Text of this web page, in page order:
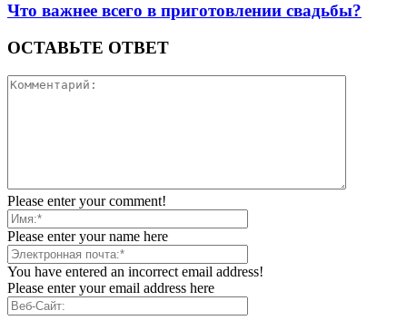
Что важнее всего в приготовлении свадьбы?
ОСТАВЬТЕ ОТВЕТ
Please enter your comment!
Please enter your name here
You have entered an incorrect email address!
Please enter your email address here